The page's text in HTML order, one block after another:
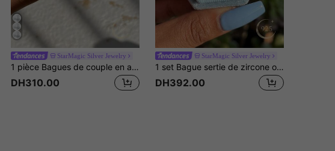
StarMagic Silver Jewelry
1 pièce Bagues de couple en argent sterling 925 - Design géométrique léger, luxueux et brillant. Accessoire mode pour tous les jours, cadeau parfait pour les amies
DH310.00
StarMagic Silver Jewelry
1 set Bague sertie de zircone ovale, monture à quatre griffes, délicate et légère, en argent sterling 925. Bijou exquis pour femmes, convient pour le port quotidien, les rendez-vous, les fêtes et les galas
DH392.00